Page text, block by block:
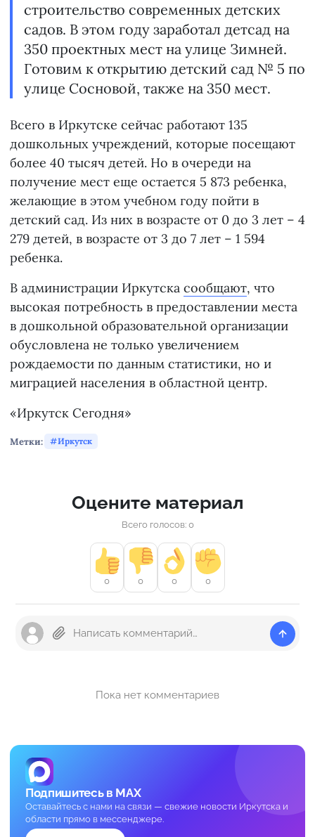
строительство современных детских
садов. В этом году заработал детсад на
350 проектных мест на улице Зимней.
Готовим к открытию детский сад № 5 по
улице Сосновой, также на 350 мест.
Всего в Иркутске сейчас работают 135
дошкольных учреждений, которые посещают
более 40 тысяч детей. Но в очереди на
получение мест еще остается 5 873 ребенка,
желающие в этом учебном году пойти в
детский сад. Из них в возрасте от 0 до 3 лет – 4
279 детей, в возрасте от 3 до 7 лет – 1 594
ребенка.
В администрации Иркутска сообщают, что
высокая потребность в предоставлении места
в дошкольной образовательной организации
обусловлена не только увеличением
рождаемости по данным статистики, но и
миграцией населения в областной центр.
«Иркутск Сегодня»
Метки: Иркутск
Оцените материал
Всего голосов: 0
0 0 0 0
Пока нет комментариев
Подпишитесь в MAX
Оставайтесь с нами на связи — свежие новости Иркутска и
области прямо в мессенджере.